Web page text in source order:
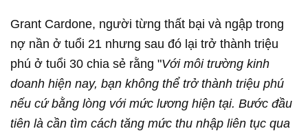
Grant Cardone, người từng thất bại và ngập trong
nợ nần ở tuổi 21 nhưng sau đó lại trở thành triệu
phú ở tuổi 30 chia sẻ rằng "Với môi trường kinh
doanh hiện nay, bạn không thể trở thành triệu phú
nếu cứ bằng lòng với mức lương hiện tại. Bước đầu
tiên là cần tìm cách tăng mức thu nhập liên tục qua